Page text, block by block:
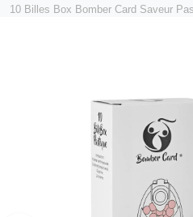
10 Billes Box Bomber Card Saveur